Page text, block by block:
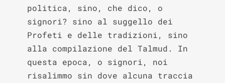
politica, sino, che dico, o
signori? sino al suggello dei
Profeti e delle tradizioni, sino
alla compilazione del Talmud. In
questa epoca, o signori, noi
risalimmo sin dove alcuna traccia